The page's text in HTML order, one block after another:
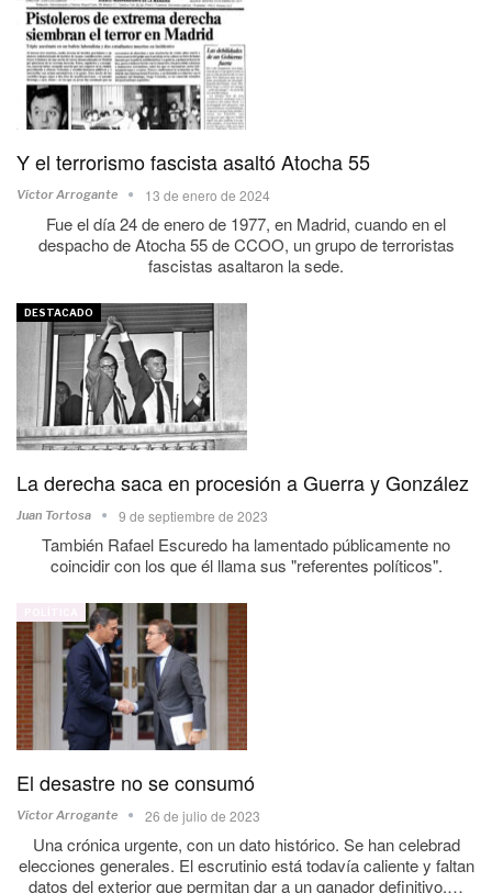
Y el terrorismo fascista asaltó Atocha 55
Víctor Arrogante 13 de enero de 2024
Fue el día 24 de enero de 1977, en Madrid, cuando en el
despacho de Atocha 55 de CCOO, un grupo de terroristas
fascistas asaltaron la sede.
DESTACADO
La derecha saca en procesión a Guerra y González
Juan Tortosa 9 de septiembre de 2023
También Rafael Escuredo ha lamentado públicamente no
coincidir con los que él llama sus "referentes políticos".
El desastre no se consumó
Víctor Arrogante 26 de julio de 2023
Una crónica urgente, con un dato histórico. Se han celebrad
elecciones generales. El escrutinio está todavía caliente y faltan
datos del exterior que permitan dar a un ganador definitivo.…